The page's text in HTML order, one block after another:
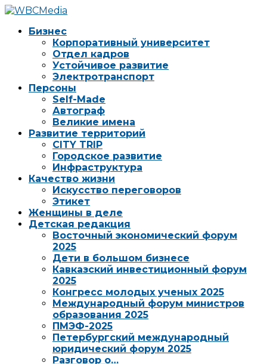
Бизнес
Корпоративный университет
Отдел кадров
Устойчивое развитие
Электротранспорт
Персоны
Self-Made
Автограф
Великие имена
Развитие территорий
CITY TRIP
Городское развитие
Инфраструктура
Качество жизни
Искусство переговоров
Этикет
Женщины в деле
Детская редакция
Восточный экономический форум
2025
Дети в большом бизнесе
Кавказский инвестиционный форум
2025
Конгресс молодых ученых 2025
Международный форум министров
образования 2025
ПМЭФ-2025
Петербургский международный
юридический форум 2025
Разговор о…